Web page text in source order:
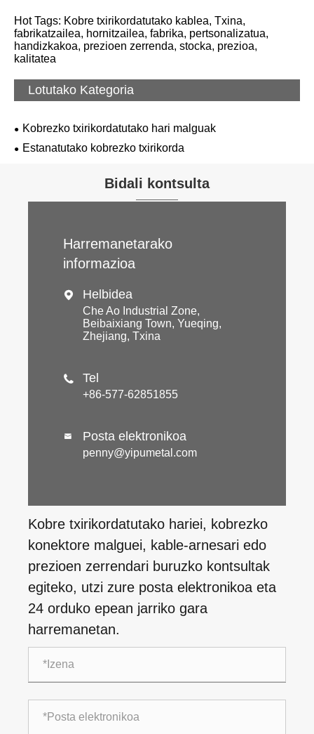
Hot Tags: Kobre txirikordatutako kablea, Txina,
fabrikatzailea, hornitzailea, fabrika, pertsonalizatua,
handizkakoa, prezioen zerrenda, stocka, prezioa,
kalitatea
Lotutako Kategoria
Kobrezko txirikordatutako hari malguak
Estanatutako kobrezko txirikorda
Bidali kontsulta
Harremanetarako
informazioa
 Helbidea
Che Ao Industrial Zone,
Beibaixiang Town, Yueqing,
Zhejiang, Txina
 Tel
+86-577-62851855
 Posta elektronikoa
penny@yipumetal.com
Kobre txirikordatutako hariei, kobrezko
konektore malguei, kable-arnesari edo
prezioen zerrendari buruzko kontsultak
egiteko, utzi zure posta elektronikoa eta
24 orduko epean jarriko gara
harremanetan.